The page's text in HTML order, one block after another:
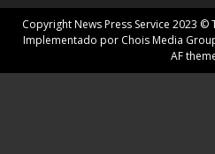
Copyright News Press Service 2023
Implementado por Chois Media
AF